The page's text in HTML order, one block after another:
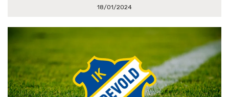
18/01/2024